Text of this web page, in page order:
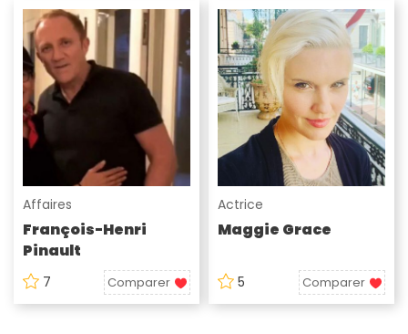
Affaires
François-Henri
Pinault
7 Comparer
Actrice
Maggie Grace
5 Comparer